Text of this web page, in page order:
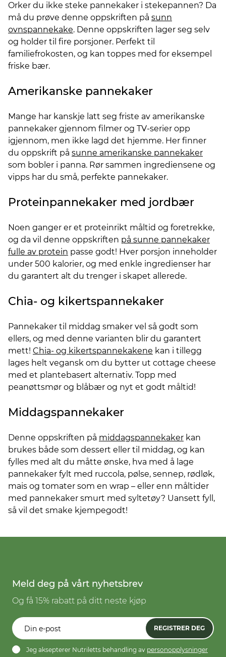
Orker du ikke steke pannekaker i stekepannen? Da
må du prøve denne oppskriften på sunn
ovnspannekake. Denne oppskriften lager seg selv
og holder til fire porsjoner. Perfekt til
familiefrokosten, og kan toppes med for eksempel
friske bær.
Amerikanske pannekaker
Mange har kanskje latt seg friste av amerikanske
pannekaker gjennom filmer og TV-serier opp
igjennom, men ikke lagd det hjemme. Her finner
du oppskrift på sunne amerikanske pannekaker
som bobler i panna. Rør sammen ingrediensene og
vipps har du små, perfekte pannekaker.
Proteinpannekaker med jordbær
Noen ganger er et proteinrikt måltid og foretrekke,
og da vil denne oppskriften på sunne pannekaker
fulle av protein passe godt! Hver porsjon inneholder
under 500 kalorier, og med enkle ingredienser har
du garantert alt du trenger i skapet allerede.
Chia- og kikertspannekaker
Pannekaker til middag smaker vel så godt som
ellers, og med denne varianten blir du garantert
mett! Chia- og kikertspannekakene kan i tillegg
lages helt vegansk om du bytter ut cottage cheese
med et plantebasert alternativ. Topp med
peanøttsmør og blåbær og nyt et godt måltid!
Middagspannekaker
Denne oppskriften på middagspannekaker kan
brukes både som dessert eller til middag, og kan
fylles med alt du måtte ønske, hva med å lage
pannekaker fylt med ruccola, pølse, sennep, rødløk,
mais og tomater som en wrap – eller enn måltider
med pannekaker smurt med syltetøy? Uansett fyll,
så vil det smake kjempegodt!
Meld deg på vårt nyhetsbrev
Og få 15% rabatt på ditt neste kjøp
REGISTRER DEG
Jeg aksepterer Nutriletts behandling av personopplysninger